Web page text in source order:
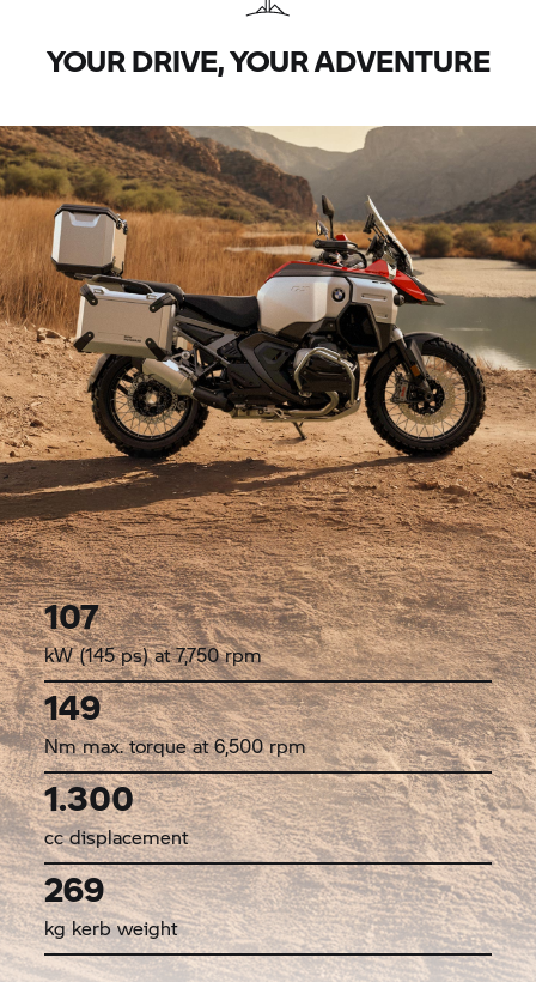
YOUR DRIVE, YOUR ADVENTURE
107
kW (145 ps) at 7,750 rpm
149
Nm max. torque at 6,500 rpm
1.300
cc displacement
269
kg kerb weight